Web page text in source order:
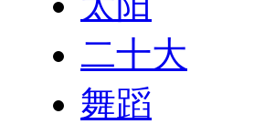
二十大
舞蹈